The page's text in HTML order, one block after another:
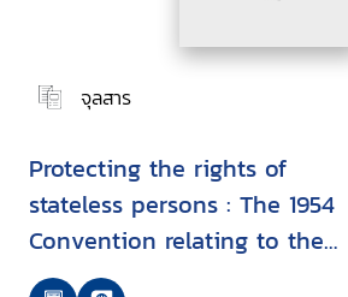
จุลสาร
Protecting the rights of
stateless persons : The 1954
Convention relating to the
status of stateless persons